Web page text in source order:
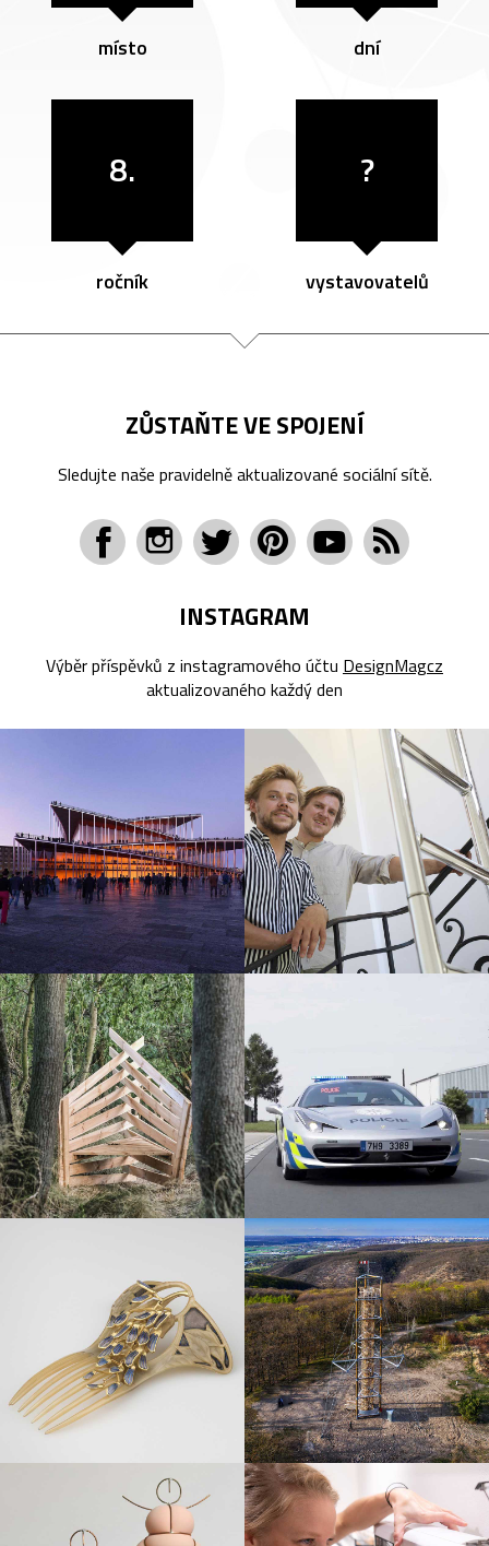
místo dní
8.
ročník
?
vystavovatelů
ZŮSTAŇTE VE SPOJENÍ
Sledujte naše pravidelně aktualizované sociální sítě.
INSTAGRAM
Výběr příspěvků z instagramového účtu DesignMagcz
aktualizovaného každý den